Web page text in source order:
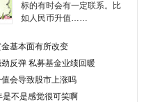
标的有时会有一定联系。比
如人民币升值……
基本面有所改变
反弹 私募基金业绩回暖
值会导致股市上涨吗
不是感觉很可笑啊